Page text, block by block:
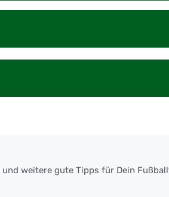
weitere gute Tipps für Dein